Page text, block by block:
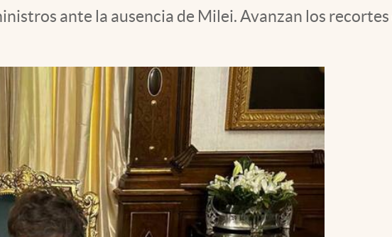
ante la ausencia de Milei. Avanzan los recortes